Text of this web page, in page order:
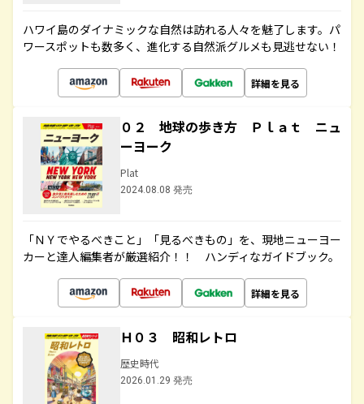
ハワイ島のダイナミックな自然は訪れる人々を魅了します。パ
ワースポットも数多く、進化する自然派グルメも見逃せない！
詳細を見る
０２ 地球の歩き方 Ｐｌａｔ ニュ
ーヨーク
Plat
2024.08.08 発売
「ＮＹでやるべきこと」「見るべきもの」を、現地ニューヨー
カーと達人編集者が厳選紹介！！ ハンディなガイドブック。
詳細を見る
Ｈ０３ 昭和レトロ
歴史時代
2026.01.29 発売